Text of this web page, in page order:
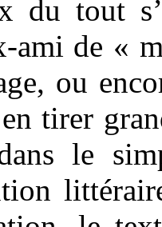
du tout
ami de «
ou
tirer
le